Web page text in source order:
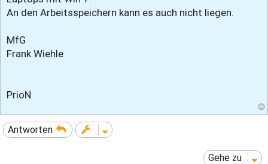
An den Arbeitsspeichern kann es auch nicht liegen.
MfG
Frank Wiehle
PrioN
Antworten
Gehe zu